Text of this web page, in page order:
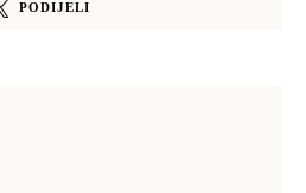
PODIJELI